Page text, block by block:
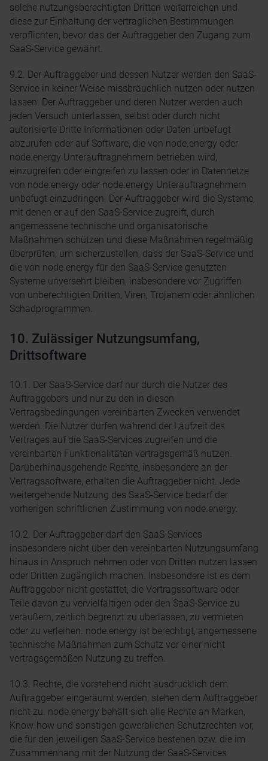
solche nutzungsberechtigten Dritten weiterreichen und
diese zur Einhaltung der vertraglichen Bestimmungen
verpflichten, bevor das der Auftraggeber den Zugang zum
SaaS-Service gewährt.
9.2. Der Auftraggeber und dessen Nutzer werden den SaaS-
Service in keiner Weise missbräuchlich nutzen oder nutzen
lassen. Der Auftraggeber und deren Nutzer werden auch
jeden Versuch unterlassen, selbst oder durch nicht
autorisierte Dritte Informationen oder Daten unbefugt
abzurufen oder auf Software, die von node.energy oder
node.energy Unterauftragnehmern betrieben wird,
einzugreifen oder eingreifen zu lassen oder in Datennetze
von node.energy oder node.energy Unterauftragnehmern
unbefugt einzudringen. Der Auftraggeber wird die Systeme,
mit denen er auf den SaaS-Service zugreift, durch
angemessene technische und organisatorische
Maßnahmen schützen und diese Maßnahmen regelmäßig
überprüfen, um sicherzustellen, dass der SaaS-Service und
die von node.energy für den SaaS-Service genutzten
Systeme unversehrt bleiben, insbesondere vor Zugriffen
von unberechtigten Dritten, Viren, Trojanern oder ähnlichen
Schadprogrammen.
10. Zulässiger Nutzungsumfang,
Drittsoftware
10.1. Der SaaS-Service darf nur durch die Nutzer des
Auftraggebers und nur zu den in diesen
Vertragsbedingungen vereinbarten Zwecken verwendet
werden. Die Nutzer dürfen während der Laufzeit des
Vertrages auf die SaaS-Services zugreifen und die
vereinbarten Funktionalitäten vertragsgemäß nutzen.
Darüberhinausgehende Rechte, insbesondere an der
Vertragssoftware, erhalten die Auftraggeber nicht. Jede
weitergehende Nutzung des SaaS-Service bedarf der
vorherigen schriftlichen Zustimmung von node.energy.
10.2. Der Auftraggeber darf den SaaS-Services
insbesondere nicht über den vereinbarten Nutzungsumfang
hinaus in Anspruch nehmen oder von Dritten nutzen lassen
oder Dritten zugänglich machen. Insbesondere ist es dem
Auftraggeber nicht gestattet, die Vertragssoftware oder
Teile davon zu vervielfältigen oder den SaaS-Service zu
veräußern, zeitlich begrenzt zu überlassen, zu vermieten
oder zu verleihen. node.energy ist berechtigt, angemessene
technische Maßnahmen zum Schutz vor einer nicht
vertragsgemäßen Nutzung zu treffen.
10.3. Rechte, die vorstehend nicht ausdrücklich dem
Auftraggeber eingeräumt werden, stehen dem Auftraggeber
nicht zu. node.energy behält sich alle Rechte an Marken,
Know-how und sonstigen gewerblichen Schutzrechten vor,
die für den jeweiligen SaaS-Service bestehen bzw. die im
Zusammenhang mit der Nutzung der SaaS-Services